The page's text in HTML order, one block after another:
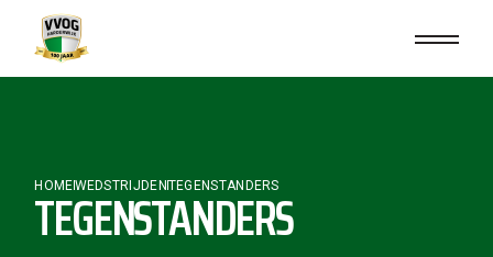
content
HOMEWEDSTRIJDEN TEGENSTANDERS
TEGENSTANDERS